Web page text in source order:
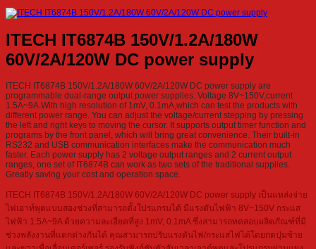
ITECH IT6874B 150V/1.2A/180W
60V/2A/120W DC power supply
ITECH IT6874B 150V/1.2A/180W 60V/2A/120W DC power supply are
programmable dual-range output power supplies. Voltage 8V~150V,current
1.5A~9A.With high resolution of 1mV, 0.1mA,which can test the products with
different power range. You can adjust the voltage/current stepping by pressing
the left and right keys to moving the cursor. It supports output timer function and
programs by the front panel, which will bring great convenience. Their built-in
RS232 and USB communication interfaces make the communication much
faster. Each power supply has 2 voltage output ranges and 2 current output
ranges, one set of IT6874B can work as two sets of the traditional supplies.
Greatly saving your cost and operation space.
ITECH IT6874B 150V/1.2A/180W 60V/2A/120W DC power supply เป็นแหล่งจ่าย
ไฟเอาท์พุตแบบสองช่วงที่สามารถตั้งโปรแกรมได้ มีแรงดันไฟฟ้า 8V~150V กระแส
ไฟฟ้า 1.5A~9A ด้วยความละเอียดที่สูง 1mV, 0.1mA ซึ่งสามารถทดสอบผลิตภัณฑ์ที่มี
ช่วงพลังงานที่แตกต่างกันได้ คุณสามารถปรับแรงดันไฟ/กระแสไฟได้โดยกดปุ่มซ้าย